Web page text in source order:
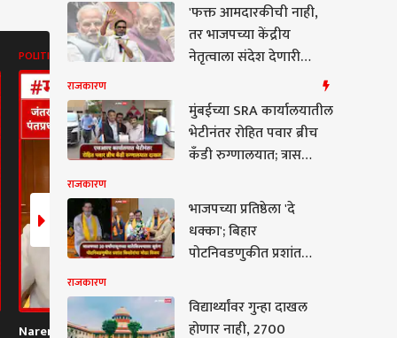
POLITICS
Narendra Modi On
TOP HEADLINES
Pune Ekta Nagar
'फक्त आमदारकीची नाही,
तर भाजपच्या केंद्रीय
नेतृत्वाला संदेश देणारी
अध्यक्षांच्या बालेकिल्ल्याला
भगदाड पाडताच बांकीपूरचे
बाॅस प्रशांत किशोर काय
राजकारण
मुंबईच्या SRA कार्यालयातील
भेटीनंतर रोहित पवार ब्रीच
कँडी रुग्णालयात; त्रास
उपचारासाठी दाखल
राजकारण
भाजपच्या प्रतिष्ठेला 'दे
धक्का'; बिहार
पोटनिवडणुकीत प्रशांत
वर्षांपासूनच्या
बालेकिल्ल्याला सुरुंग
राजकारण
विद्यार्थ्यांवर गुन्हा दाखल
होणार नाही, 2700
गुन्हा दाखल